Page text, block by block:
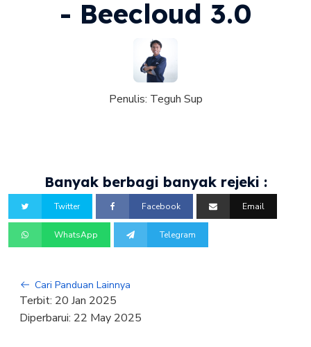
- Beecloud 3.0
Penulis: Teguh Sup
Banyak berbagi banyak rejeki :
Twitter Facebook Email
WhatsApp Telegram
Cari Panduan Lainnya
Terbit: 20 Jan 2025
Diperbarui: 22 May 2025